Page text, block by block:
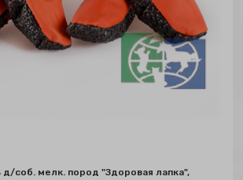
соб. мелк. пород "Здоровая лапка",